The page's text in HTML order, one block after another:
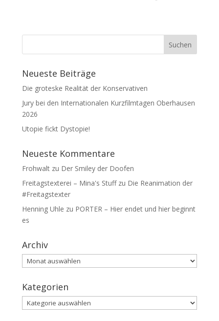
Neueste Beiträge
Die groteske Realität der Konservativen
Jury bei den Internationalen Kurzfilmtagen Oberhausen
2026
Utopie fickt Dystopie!
Neueste Kommentare
Frohwaltzu Der Smiley der Doofen
Freitagstexterei – Mina's Stuffzu Die Reanimation der
#Freitagstexter
Henning Uhle zu PORTER – Hier endet und hier beginnt
es
Archiv
Archiv
Kategorien
Kategorien